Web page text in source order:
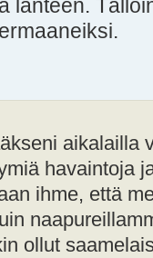
länteen.
aikalailla
havaintoja
ihme, että
ollut